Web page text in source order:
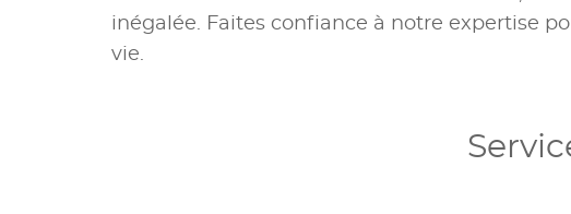
inégalée. Faites confiance à notre expertise
vie.